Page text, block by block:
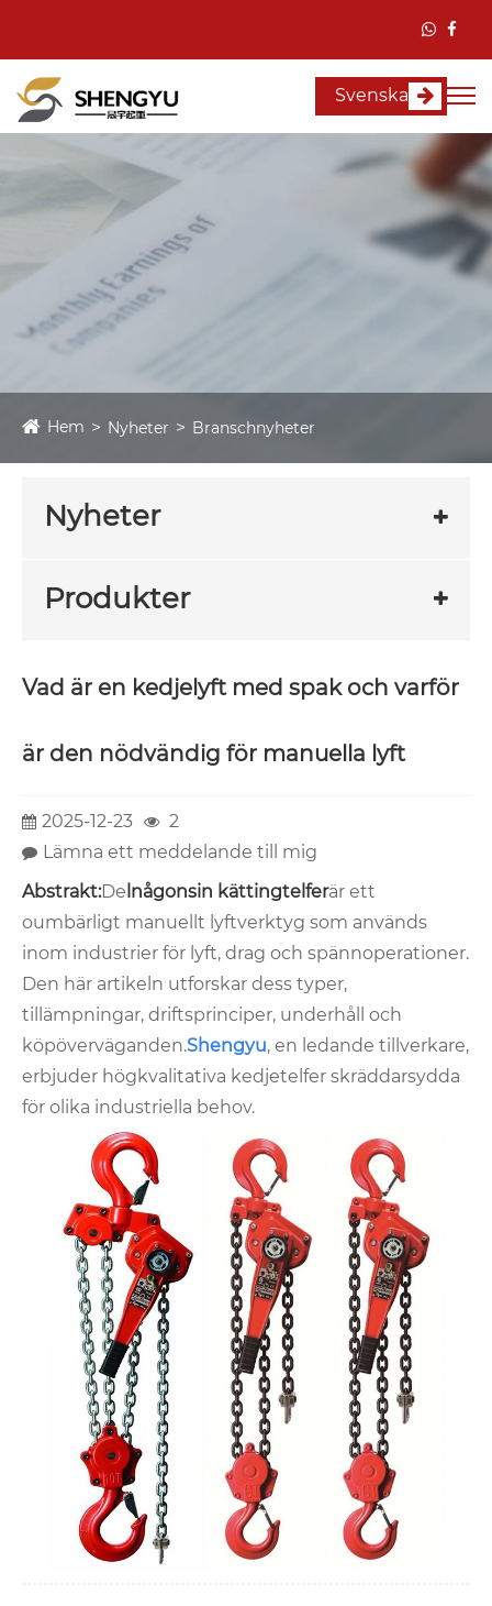
Svenska
Hem Nyheter Branschnyheter
Nyheter
Produkter
Vad är en kedjelyft med spak och varför
är den nödvändig för manuella lyft
2025-12-23
2
Lämna ett meddelande till mig
Abstrakt:De någonsin kättingtelferär ett
oumbärligt manuellt lyftverktyg som används
inom industrier för lyft, drag och spännoperationer.
Den här artikeln utforskar dess typer,
tillämpningar, driftsprinciper, underhåll och
köpöverväganden.Shengyu, en ledande tillverkare,
erbjuder högkvalitativa kedjetelfer skräddarsydda
för olika industriella behov.